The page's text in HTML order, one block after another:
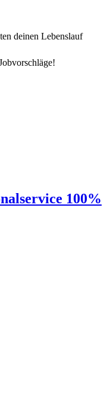
deinen Lebenslauf
100%